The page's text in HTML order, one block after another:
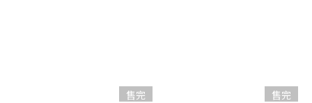
售完
售完